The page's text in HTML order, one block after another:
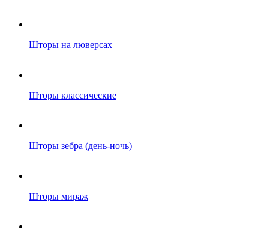
Шторы на люверсах
Шторы классические
Шторы зебра (день-ночь)
Шторы мираж